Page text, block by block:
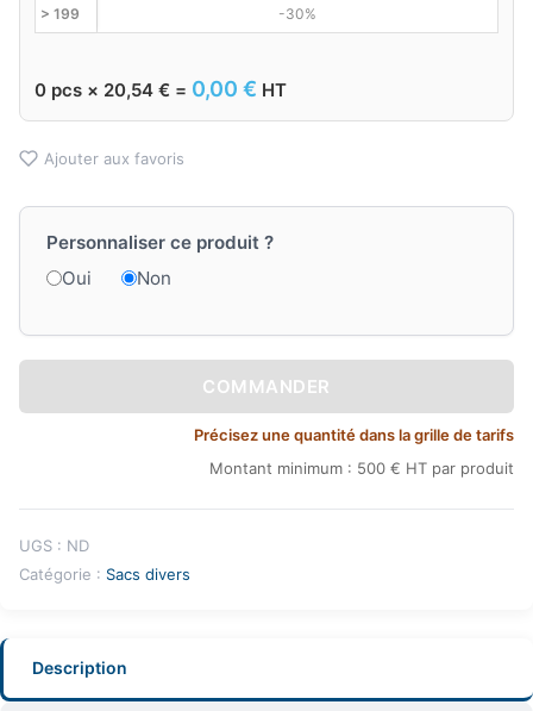
> 199 -30%
0 pcs × 20,54 € = 0,00 € HT
Ajouter aux favoris
Personnaliser ce produit ?
Oui
Non
COMMANDER
Précisez une quantité dans la grille de tarifs
Montant minimum : 500 € HT par produit
UGS : ND
Catégorie : Sacs divers
Description